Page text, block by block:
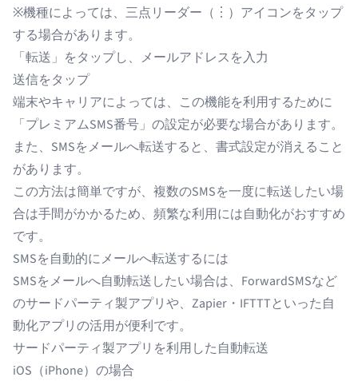
※機種によっては、三点リーダー（︙）アイコンをタップ
する場合があります。
「転送」をタップし、メールアドレスを入力
送信をタップ
端末やキャリアによっては、この機能を利用するために
「プレミアムSMS番号」の設定が必要な場合があります。
また、SMSをメールへ転送すると、書式設定が消えること
があります。
この方法は簡単ですが、複数のSMSを一度に転送したい場
合は手間がかかるため、頻繁な利用には自動化がおすすめ
です。
SMSを自動的にメールへ転送するには
SMSをメールへ自動転送したい場合は、ForwardSMSなど
のサードパーティ製アプリや、Zapier・IFTTTといった自
動化アプリの活用が便利です。
サードパーティ製アプリを利用した自動転送
iOS（iPhone）の場合